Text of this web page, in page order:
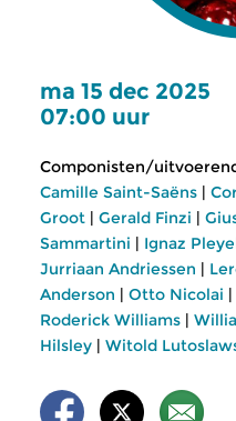
ma 15 dec 2025
07:00 uur
Componisten/
Camille Saint-Saëns |
Groot | Gerald Finzi |
Sammartini | Ignaz
Jurriaan Andriessen |
Anderson | Otto Nicolai |
Roderick Williams |
Hilsley | Witold